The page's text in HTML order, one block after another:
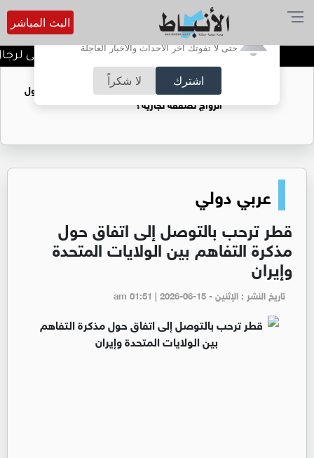
أترغب في تفعيل الإشعارات؟
حتى لا تفوتك آخر الأحداث والأخبار العاجلة
اشترك لا شكراً
البث المباشر
النشامى..المستفيد!ومرحى لرجال
فتيات يستغللنه لتحقيق مكاسب مادية.. هل تحول
الزواج لصفقة تجارية؟
عربي دولي
قطر ترحب بالتوصل إلى اتفاق حول
مذكرة التفاهم بين الولايات المتحدة
وإيران
تاريخ النشر : الإثنين - am 01:51 | 2026-06-15